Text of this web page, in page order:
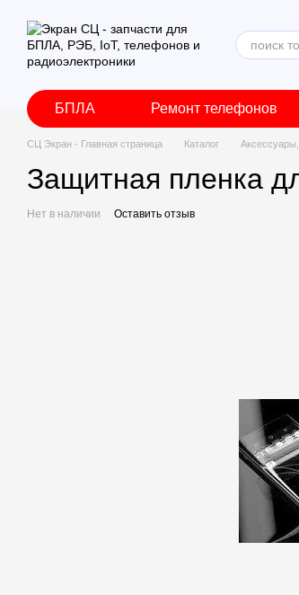
БПЛА Ремонт телефонов
СЦ Экран - Главная страница Каталог
Защитная пленка
Нет в наличии Оставить отзыв